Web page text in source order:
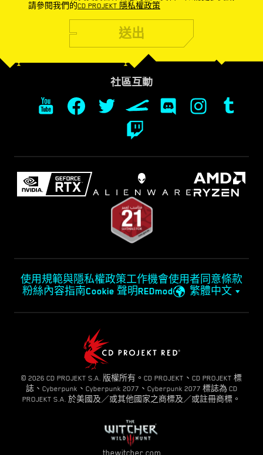
請參閱我們的CD PROJEKT 隱私權政策
送出
社區互動
使用規範與隱私權政策工作機會使用者同意條款
粉絲內容指南Cookie 聲明REDmod 繁體中文
© 2026 CD PROJEKT S.A. 版權所有。CD PROJEKT、CD PROJEKT 標
誌、Cyberpunk、Cyberpunk 2077、Cyberpunk 2077 標誌為 CD
PROJEKT S.A. 於美國及／或其他國家之商標及／或註冊商標。
thewitcher.com